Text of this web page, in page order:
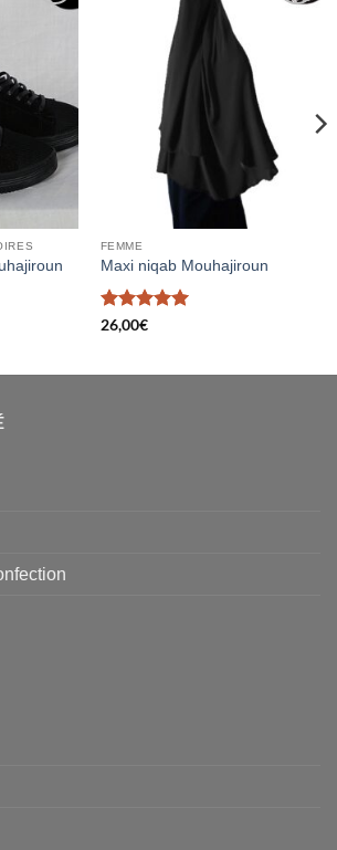
FEMME
Maxi niqab Mouhajiroun
Note5
26,00€